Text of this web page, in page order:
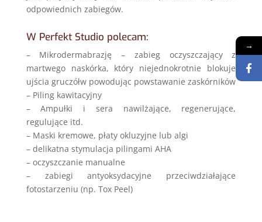
odpowiednich zabiegów.
W Perfekt Studio polecam:
– Mikrodermabrazję – zabieg oczyszczający z
martwego naskórka, który niejednokrotnie blokuje
ujścia gruczółw powodując powstawanie zaskórników
– Piling kawitacyjny
– Ampułki i sera nawilżające, regenerujące,
regulujące itd.
– Maski kremowe, płaty okluzyjne lub algi
– delikatna stymulacja pilingami AHA
– oczyszczanie manualne
– zabiegi antyoksydacyjne przeciwdziałające
fotostarzeniu (np. Tox Peel)
→